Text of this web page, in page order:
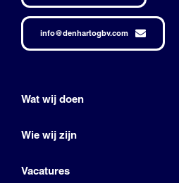
info@denhartogbv.com
Wat wij doen
Wie wij zijn
Vacatures